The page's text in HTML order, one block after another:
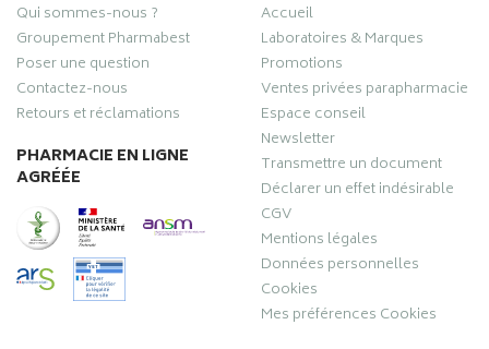
Qui sommes-nous ?
Groupement Pharmabest
Poser une question
Contactez-nous
Retours et réclamations
PHARMACIE EN LIGNE
AGRÉÉE
Accueil
Laboratoires & Marques
Promotions
Ventes privées parapharmacie
Espace conseil
Newsletter
Transmettre un document
Déclarer un effet indésirable
CGV
Mentions légales
Données personnelles
Cookies
Mes préférences Cookies